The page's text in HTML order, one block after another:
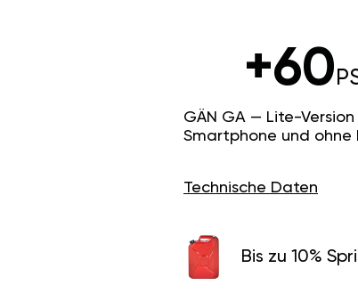
+60
GÄN GA — Lite-
Smartphone und ohne
Technische Daten
Bis zu 10%